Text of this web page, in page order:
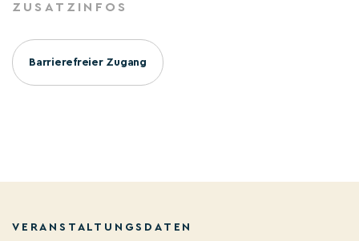
ZUSATZINFOS
Barrierefreier Zugang
VERANSTALTUNGSDATEN